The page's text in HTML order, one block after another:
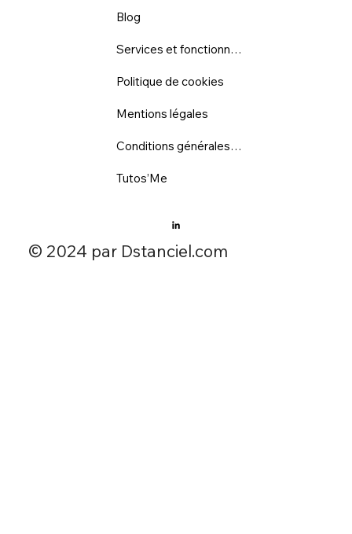
​© 2024 par Dstanciel.com
Blog
Services et fonctionnalités
Politique de cookies
Mentions légales
Conditions générales d'utilisation
Tutos’Me